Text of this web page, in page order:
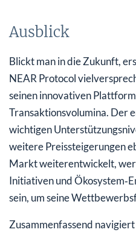
Ausblick
Blickt man in die Zukunft,
NEAR Protocol
seinen innovativen
Transaktionsvolumina. Der
wichtigen
weitere Preissteigerungen
Markt weiterentwickelt,
Initiativen und
sein, um seine
Zusammenfassend